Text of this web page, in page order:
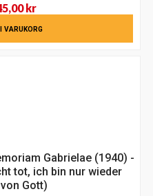
krDet
nuvarande
priset
VARUKORG
Gabrielae (1940) -
tot, ich bin nur wieder
Gott)